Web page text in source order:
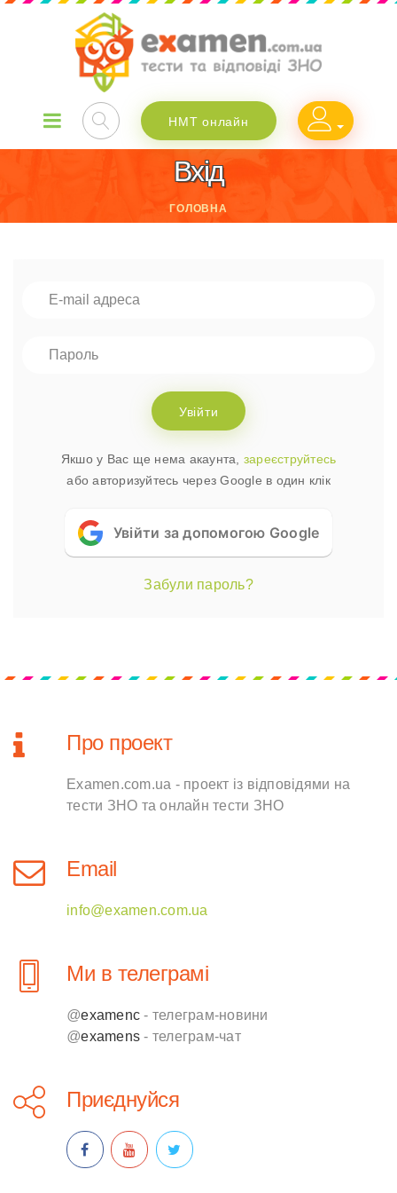
НМТ онлайн
Вхід
ГОЛОВНА
Увійти
Якшо у Вас ще нема акаунта, зареєструйтесь
або авторизуйтесь через Google в один клік
Увійти за допомогою Google
Забули пароль?
Про проект
Examen.com.ua - проект із відповідями на
тести ЗНО та онлайн тести ЗНО
Email
info@examen.com.ua
Ми в телеграмі
@examenc - телеграм-новини
@examens - телеграм-чат
Приєднуйся